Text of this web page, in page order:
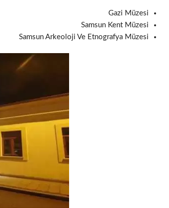
Gazi Müzesi
Samsun Kent Müzesi
Samsun Arkeoloji Ve Etnografya Müzesi